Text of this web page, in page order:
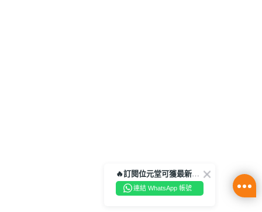
🔥訂閱位元堂可獲最新優惠及活動資訊🔥
連結 WhatsApp 帳號